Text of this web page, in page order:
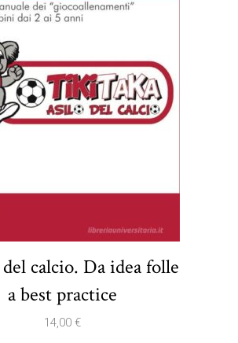
del calcio. Da idea folle
a best practice
14,00 €